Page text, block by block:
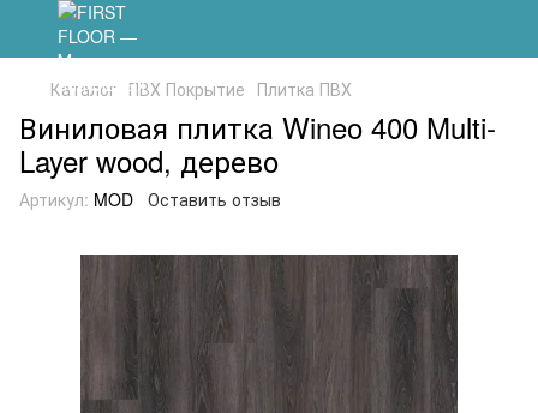
Каталог ПВХ Покрытие Плитка ПВХ
Виниловая плитка Wineo 400 Multi-
Layer wood, дерево
Артикул: MOD Оставить отзыв